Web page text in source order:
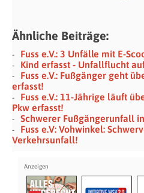
Ähnliche Beiträge:
Fuss e.V.: 3 Unfälle mit E-
Kind erfasst - Unfallflucht
Fuss e.V.: Fußgänger geht
erfasst!
Fuss e.V.: 11-Jährige läuft
Pkw erfasst!
Schwerer Fußgängerunfall
Fuss e.V: Vohwinkel:
Verkehrsunfall!